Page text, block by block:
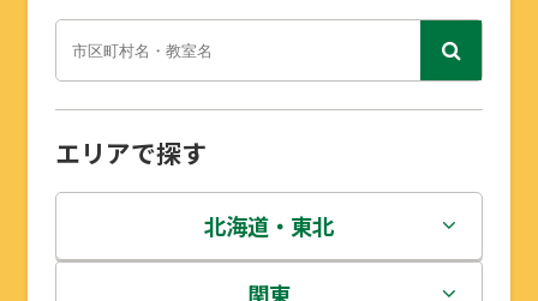
エリアで探す
北海道・東北
北海道
関東